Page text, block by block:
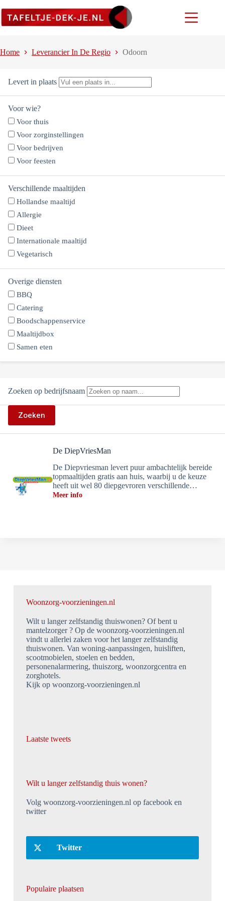
naar
Home Leverancier In De Regio Odoorn
Levert in plaats
Voor wie?
Voor thuis
Voor zorginstellingen
Voor bedrijven
Voor feesten
Verschillende maaltijden
Hollandse maaltijd
Allergie
Dieet
Internationale maaltijd
Vegetarisch
Overige diensten
BBQ
Catering
Boodschappenservice
Maaltijdbox
Samen eten
Zoeken op bedrijfsnaam
Zoeken
De DiepVriesMan
De Diepvriesman levert puur ambachtelijk bereide
topmaaltijden gratis aan huis, waarbij u de keuze
heeft uit wel 80 diepgevroren verschillende…
Meer info
Woonzorg-voorzieningen.nl
Wilt u langer zelfstandig thuiswonen? Of bent u
mantelzorger ? Op de woonzorg-voorzieningen.nl
vindt u allerlei zaken voor het langer zelfstandig
thuiswonen. Van woning-aanpassingen, huisliften,
scootmobielen, stoelen en bedden,
personenalarmering, thuiszorg, woonzorgcentra en
zorghotels.
Kijk op woonzorg-voorzieningen.nl
Laatste tweets
Wilt u langer zelfstandig thuis wonen?
Volg woonzorg-voorzieningen.nl op facebook en
twitter
Twitter
Populaire plaatsen